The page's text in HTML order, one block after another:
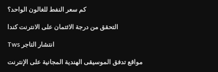
كم سعر النفط للغالون الواحد؟
التحقق من درجة الائتمان على الانترنت كندا
Tws انتشار التاجر
مواقع تدفق الموسيقى الهندية المجانية على الإنترنت